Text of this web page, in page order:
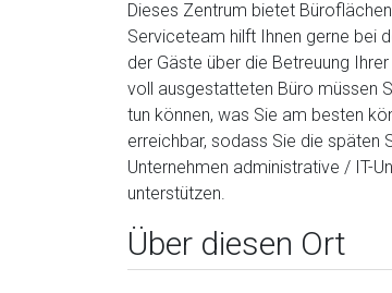
Dieses Zentrum bietet
Serviceteam hilft Ihnen gerne bei
der Gäste über die Betreuung
voll ausgestatteten Büro müssen
tun können, was Sie am besten
erreichbar, sodass Sie die späten
Unternehmen administrative / IT-
unterstützen.
Über diesen Ort